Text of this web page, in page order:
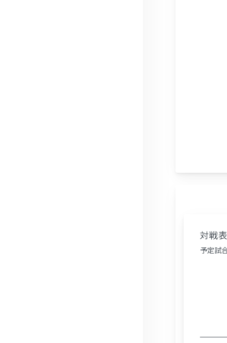
対戦
予定試